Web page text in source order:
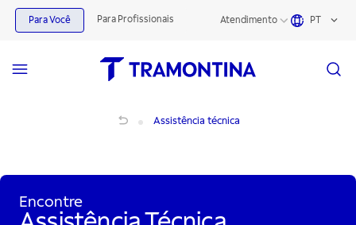
Para Você Para Profissionais Atendimento PT
Assistência técnica
Encontre